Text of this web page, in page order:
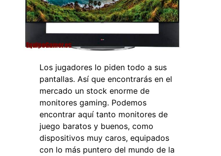
Los jugadores lo piden todo a sus
pantallas. Así que encontrarás en el
mercado un stock enorme de
monitores gaming. Podemos
encontrar aquí tanto monitores de
juego baratos y buenos, como
dispositivos muy caros, equipados
con lo más puntero del mundo de la